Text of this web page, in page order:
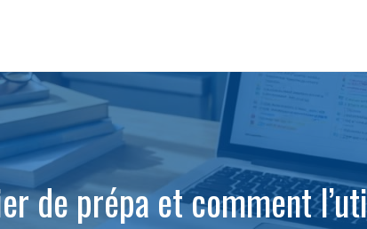
de prépa et comment